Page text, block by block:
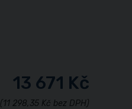
13 671 Kč
(11 298,35 Kč bez DPH)